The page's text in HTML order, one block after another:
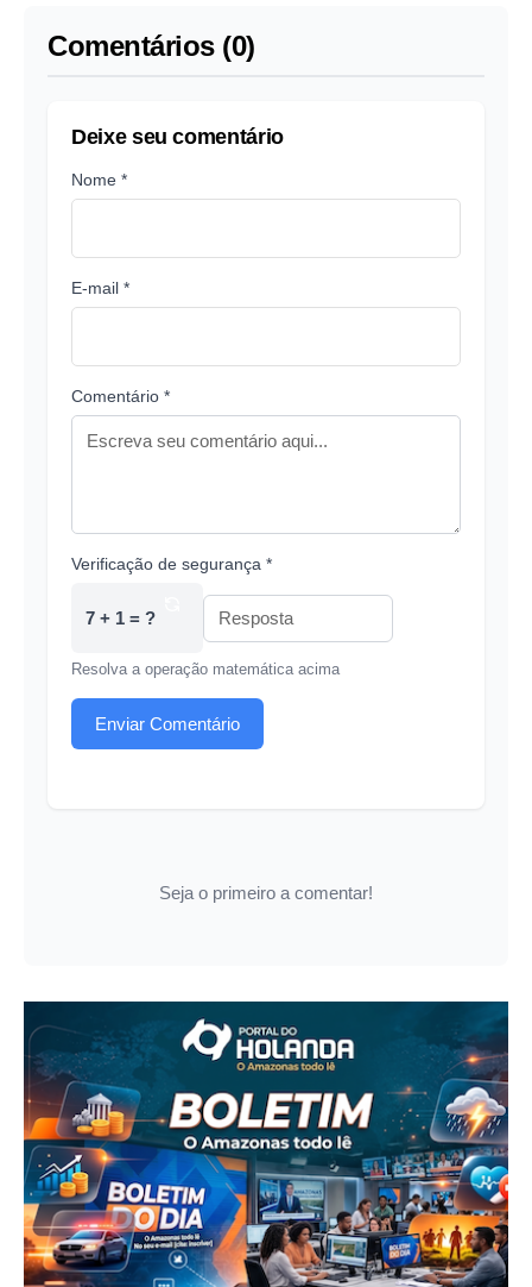
Comentários (0)
Deixe seu comentário
Nome *
E-mail *
Comentário *
Verificação de segurança *
7 + 1 = ?
Resolva a operação matemática acima
Enviar Comentário
Seja o primeiro a comentar!